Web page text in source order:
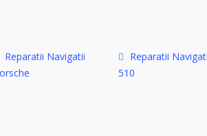
Reparatii Navigatii
Reparatii
510